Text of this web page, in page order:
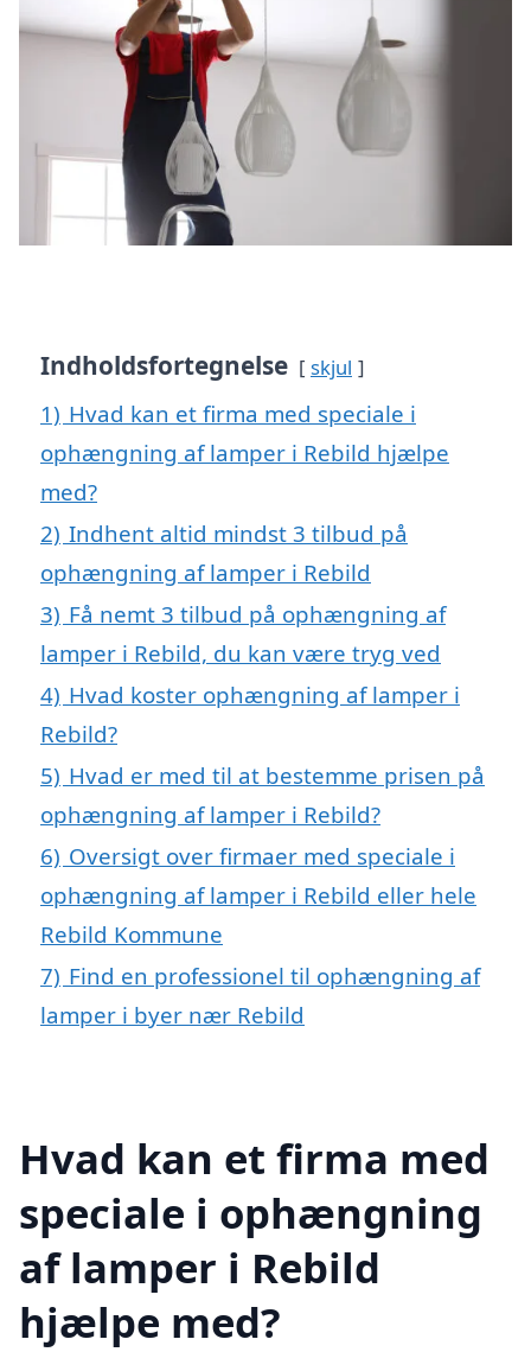
Indholdsfortegnelse skjul
1) Hvad kan et firma med speciale i
ophængning af lamper i Rebild hjælpe
med?
2) Indhent altid mindst 3 tilbud på
ophængning af lamper i Rebild
3) Få nemt 3 tilbud på ophængning af
lamper i Rebild, du kan være tryg ved
4) Hvad koster ophængning af lamper i
Rebild?
5) Hvad er med til at bestemme prisen på
ophængning af lamper i Rebild?
6) Oversigt over firmaer med speciale i
ophængning af lamper i Rebild eller hele
Rebild Kommune
7) Find en professionel til ophængning af
lamper i byer nær Rebild
Hvad kan et firma med
speciale i ophængning
af lamper i Rebild
hjælpe med?